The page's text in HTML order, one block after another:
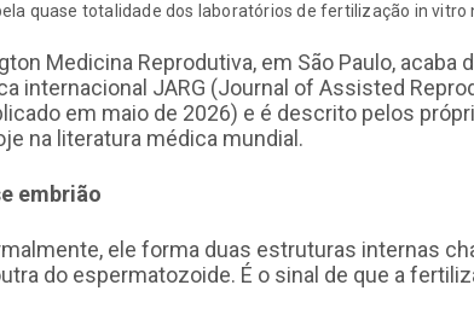
quase totalidade dos laboratórios de fertilização in vitro
Medicina Reprodutiva, em São Paulo, acaba
internacional JARG (Journal of Assisted
em maio de 2026) e é descrito pelos
na literatura médica mundial.
embrião
ele forma duas estruturas internas
do espermatozoide. É o sinal de que a